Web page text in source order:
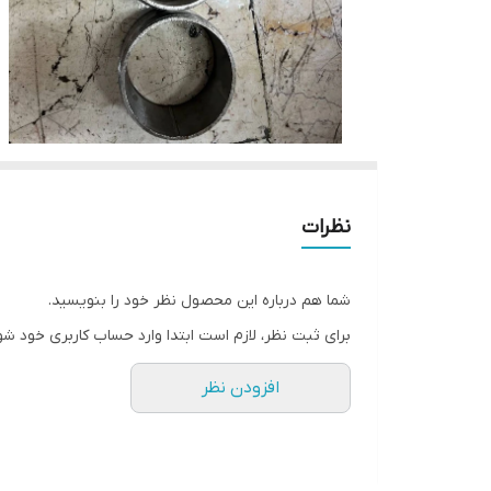
نظرات
شما هم درباره این محصول نظر خود را بنویسید.
برای ثبت نظر، لازم است ابتدا وارد حساب کاربری خود
افزودن نظر